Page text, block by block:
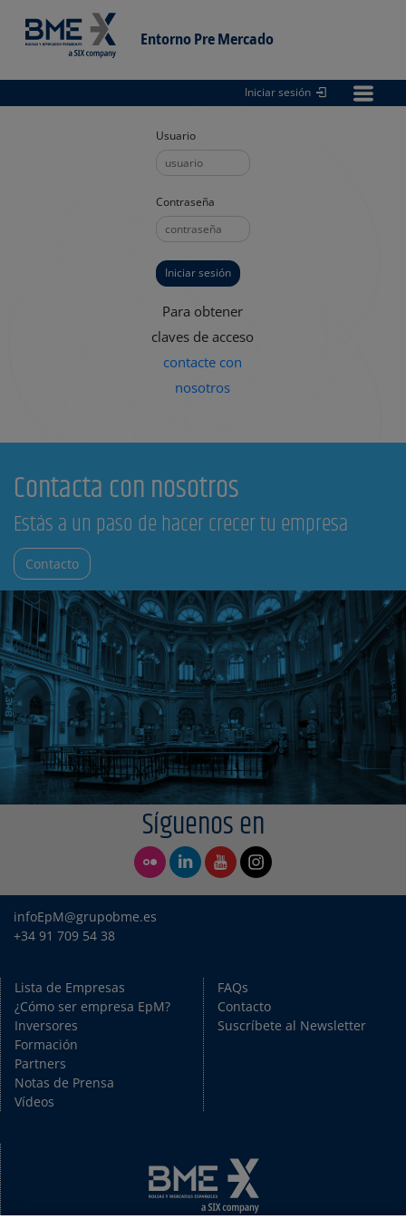
Entorno Pre Mercado
Entorno
Iniciar sesión
Usuario
Contraseña
Para obtener
claves de acceso
contacte con
nosotros
Contacta con nosotros
Estás a un paso de hacer crecer tu empresa
Contacto
Síguenos en
infoEpM@grupobme.es
+34 91 709 54 38
Lista de Empresas
¿Cómo ser empresa EpM?
Inversores
Formación
Partners
Notas de Prensa
Vídeos
FAQs
Contacto
Suscríbete al Newsletter